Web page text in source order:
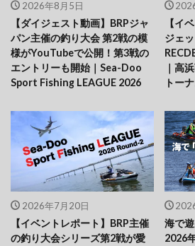
2026年8月5日
【ダイジェスト動画】BRPジャ
パン主催の釣り大会 第2戦の模
様がYouTubeで公開！第3戦の
エントリーも開始｜Sea-Doo
Sport Fishing LEAGUE 2026
【イ
ジェ
｜高
トー
2026年7月20日
【イベントレポート】BRP主催
の釣り大会シリーズ第2戦が愛
海で
2026